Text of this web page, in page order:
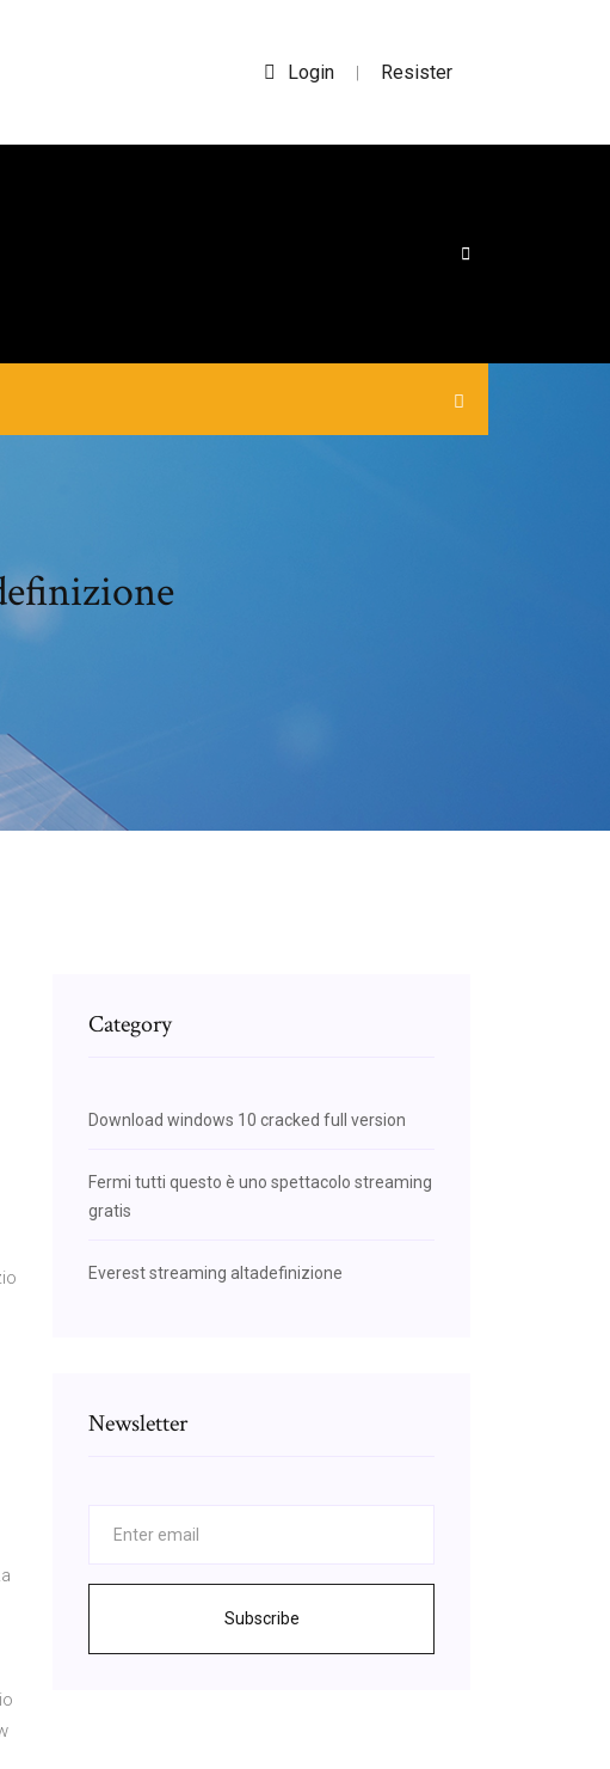
Login | Resister
Category
Download windows 10 cracked full version
Fermi tutti questo è uno spettacolo streaming
gratis
Everest streaming altadefinizione
Newsletter
Subscribe